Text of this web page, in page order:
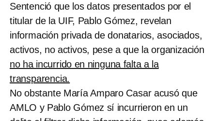
Sentenció que los datos presentados por el
titular de la UIF, Pablo Gómez, revelan
información privada de donatarios, asociados,
activos, no activos, pese a que la organización
no ha incurrido en ninguna falta a la
transparencia.
No obstante María Amparo Casar acusó que
AMLO y Pablo Gómez sí incurrieron en un